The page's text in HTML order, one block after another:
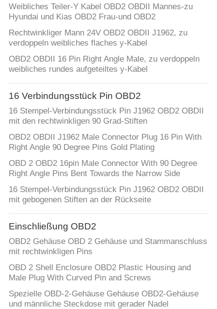
Weibliches Teiler-Y Kabel OBD2 OBDII Mannes-zu
Hyundai und Kias OBD2 Frau-und OBD2
Rechtwinkliger Mann 24V OBD2 OBDII J1962, zu
verdoppeln weibliches flaches y-Kabel
OBD2 OBDII 16 Pin Right Angle Male, zu verdoppeln
weibliches rundes aufgeteiltes y-Kabel
16 Verbindungsstück Pin OBD2
16 Stempel-Verbindungsstück Pin J1962 OBD2 OBDII
mit den rechtwinkligen 90 Grad-Stiften
OBD2 OBDII J1962 Male Connector Plug 16 Pin With
Right Angle 90 Degree Pins Gold Plating
OBD 2 OBD2 16pin Male Connector With 90 Degree
Right Angle Pins Bent Towards the Narrow Side
16 Stempel-Verbindungsstück Pin J1962 OBD2 OBDII
mit gebogenen Stiften an der Rückseite
Einschließung OBD2
OBD2 Gehäuse OBD 2 Gehäuse und Stammanschluss
mit rechtwinkligen Pins
OBD 2 Shell Enclosure OBD2 Plastic Housing and
Male Plug With Curved Pin and Screws
Spezielle OBD-2-Gehäuse Gehäuse OBD2-Gehäuse
und männliche Steckdose mit gerader Nadel